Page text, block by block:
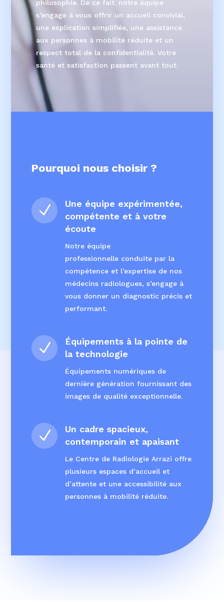
philosophie. De ce fait. notre équipe
s’engage à vous offrir un accueil convivial,
une explication simplifiée, une assistance
aux personnes à mobilité réduite et un
respect total de la confidentialité. Votre
santé et satisfaction passent avant tout.
Pourquoi nous choisir ?
N
Une équipe expérimentée,
compétente et à votre
écoute
Notre équipe
professionnelle conduite par la
compétence et l’expertise de nos
médecins radiologues, s’engage à
vous donner un diagnostic précis et
performant.
N
Équipements à la pointe de
la technologie
Équipements numériques de
dernière génération fournissant des
images de qualité exceptionnelle.
N
Un cadre spacieux,
contemporain et apaisant
Le Centre de Radiologie Arrazi offre
plusieurs espaces d’accueil et
d’attente et une accessibilité aux
personnes à mobilité réduite.